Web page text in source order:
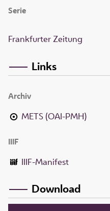
Serie
Frankfurter Zeitung
Links
Archiv
METS (OAI-PMH)
IIIF
IIIF-Manifest
Download